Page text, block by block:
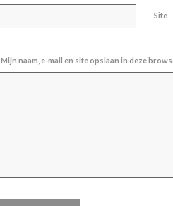
Site
Mijn naam, e-mail en site opslaan in deze